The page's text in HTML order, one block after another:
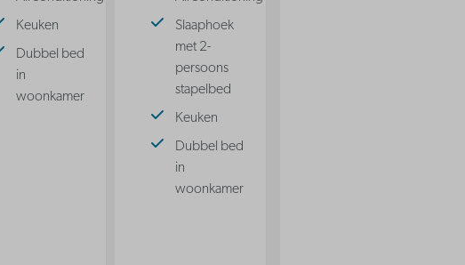
Keuken
Dubbel bed
in
woonkamer
Slaaphoek
met 2-
persoons
stapelbed
Keuken
Dubbel bed
in
woonkamer